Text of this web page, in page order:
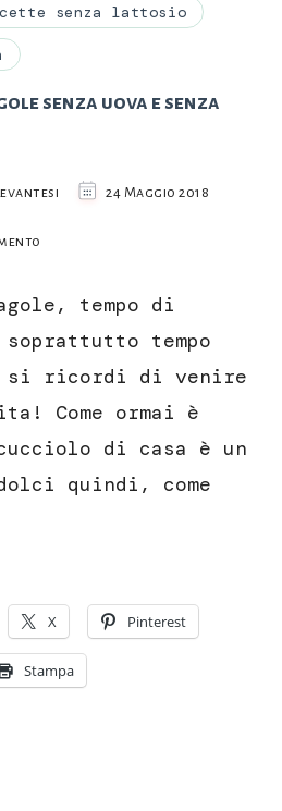
senza lattosio
senza uova e senza
24 Maggio 2018
fragole
senza
e
burro
tempo di
soprattutto tempo
si ricordi di venire
Come ormai è
di casa è un
quindi, come
X Pinterest
Stampa